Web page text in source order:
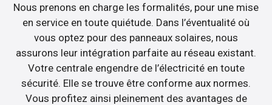
Nous prenons en charge les formalités, pour une mise
en service en toute quiétude. Dans l’éventualité où
vous optez pour des panneaux solaires, nous
assurons leur intégration parfaite au réseau existant.
Votre centrale engendre de l’électricité en toute
sécurité. Elle se trouve être conforme aux normes.
Vous profitez ainsi pleinement des avantages de